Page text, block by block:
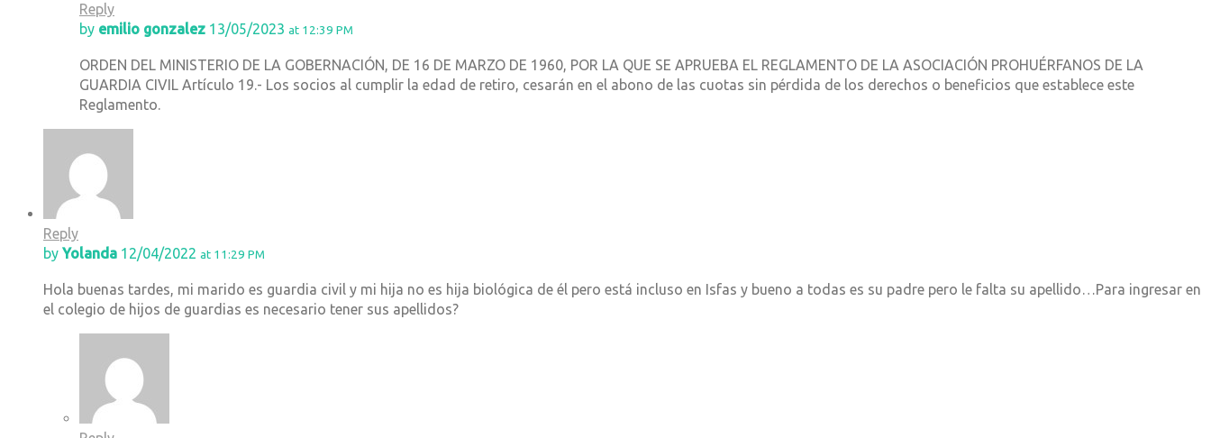
Reply
by emilio gonzalez 13/05/2023 at 12:39 PM
ORDEN DEL MINISTERIO DE LA GOBERNACIÓN, DE 16 DE MARZO DE 1960, POR LA QUE SE APRUEBA EL REGLAMENTO DE LA ASOCIACIÓN PROHUÉRFANOS DE LA
GUARDIA CIVIL Artículo 19.- Los socios al cumplir la edad de retiro, cesarán en el abono de las cuotas sin pérdida de los derechos o beneficios que establece este
Reglamento.
Reply
by Yolanda 12/04/2022 at 11:29 PM
Hola buenas tardes, mi marido es guardia civil y mi hija no es hija biológica de él pero está incluso en Isfas y bueno a todas es su padre pero le falta su apellido…Para ingresar en
el colegio de hijos de guardias es necesario tener sus apellidos?